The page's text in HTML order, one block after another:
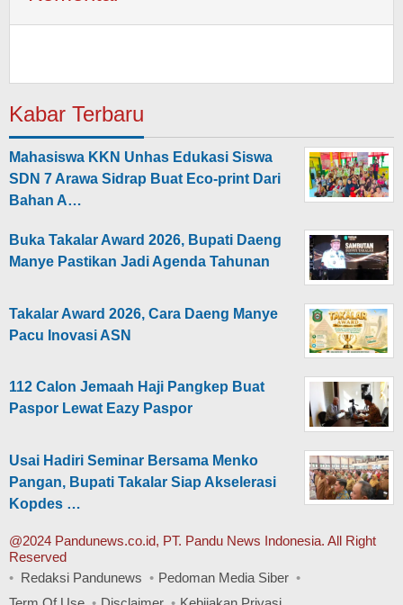
Kabar Terbaru
Mahasiswa KKN Unhas Edukasi Siswa
SDN 7 Arawa Sidrap Buat Eco-print Dari
Bahan A…
Buka Takalar Award 2026, Bupati Daeng
Manye Pastikan Jadi Agenda Tahunan
Takalar Award 2026, Cara Daeng Manye
Pacu Inovasi ASN
112 Calon Jemaah Haji Pangkep Buat
Paspor Lewat Eazy Paspor
Usai Hadiri Seminar Bersama Menko
Pangan, Bupati Takalar Siap Akselerasi
Kopdes …
@2024 Pandunews.co.id, PT. Pandu News Indonesia. All Right
Reserved
Redaksi Pandunews
Pedoman Media Siber